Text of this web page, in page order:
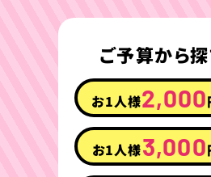
ご予算から
お1人様2,000
お1人様3,000